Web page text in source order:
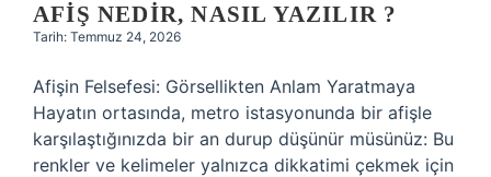
AFIŞ NEDIR, NASIL YAZILIR ?
Tarih: Temmuz 24, 2026
Afişin Felsefesi: Görsellikten Anlam Yaratmaya
Hayatın ortasında, metro istasyonunda bir afişle
karşılaştığınızda bir an durup düşünür müsünüz: Bu
renkler ve kelimeler yalnızca dikkatimi çekmek için